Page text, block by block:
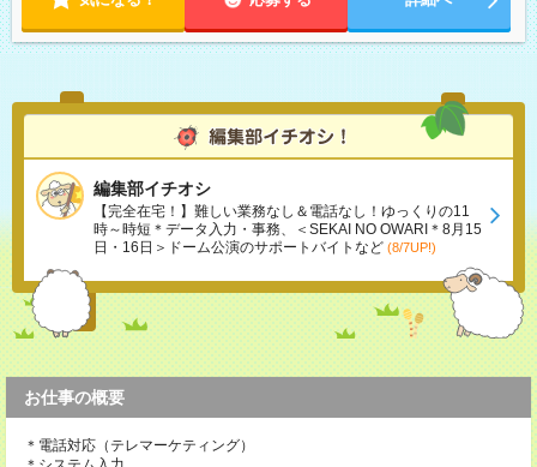
編集部イチオシ
【完全在宅！】難しい業務なし＆電話なし！ゆっくりの11
時～時短＊データ入力・事務、＜SEKAI NO OWARI＊8月15
日・16日＞ドーム公演のサポートバイトなど (8/7UP!)
お仕事の概要
＊電話対応（テレマーケティング）